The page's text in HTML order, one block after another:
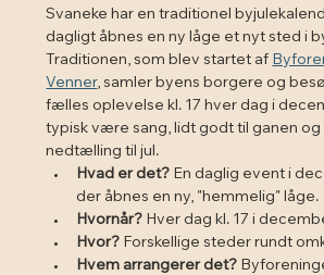
Svaneke har en traditionel
dagligt åbnes en ny låge et nyt sted i
Traditionen, som blev startet af
Venner, samler byens borgere og
fælles oplevelse kl. 17 hver dag i
typisk være sang, lidt godt til ganen
nedtælling til jul.
Hvad er det? En daglig event i
der åbnes en ny, "hemmelig" låge.
Hvornår? Hver dag kl. 17 i
Hvor? Forskellige steder rundt
Hvem arrangerer det?